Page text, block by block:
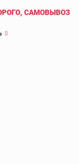
САМОВЫВОЗ
0